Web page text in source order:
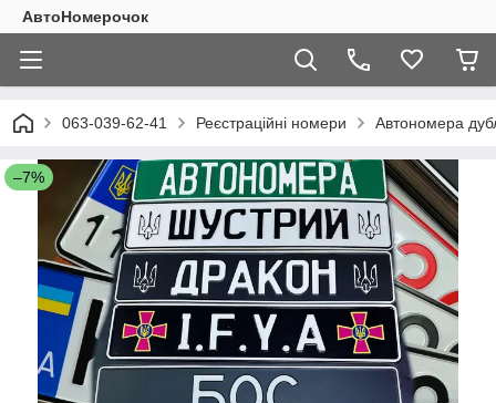
АвтоНомерочок
063-039-62-41 Реєстраційні номери Автономера
–7%